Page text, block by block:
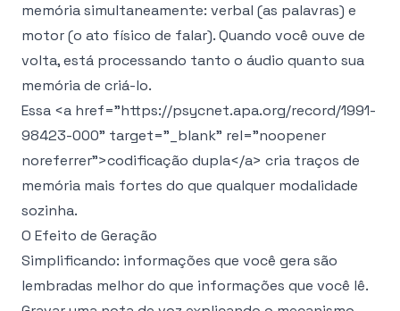
memória simultaneamente: verbal (as palavras) e
motor (o ato físico de falar). Quando você ouve de
volta, está processando tanto o áudio quanto sua
memória de criá-lo.
Essa <a href="https://psycnet.apa.org/record/1991-
98423-000" target="_blank" rel="noopener
noreferrer">codificação dupla</a> cria traços de
memória mais fortes do que qualquer modalidade
sozinha.
O Efeito de Geração
Simplificando: informações que você gera são
lembradas melhor do que informações que você lê.